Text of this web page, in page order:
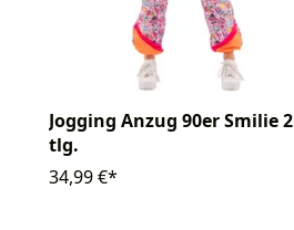
Jogging Anzug 90er Smilie 2
tlg.
34,99 €*